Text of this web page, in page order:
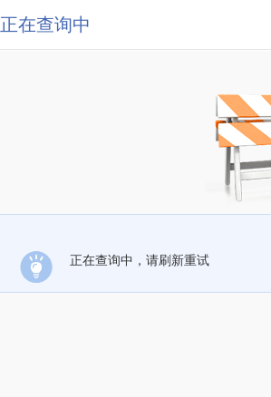
正在查询中
正在查询中，请刷新重试